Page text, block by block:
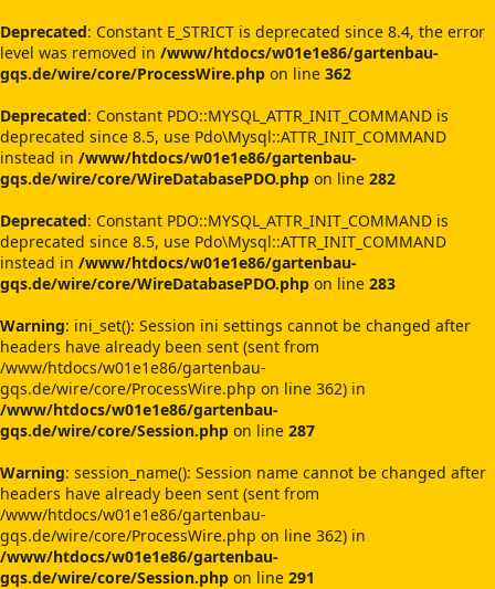
Deprecated: Constant E_STRICT is deprecated since 8.4, the error
level was removed in /www/htdocs/w01e1e86/gartenbau-
gqs.de/wire/core/ProcessWire.php on line 362
Deprecated: Constant PDO::MYSQL_ATTR_INIT_COMMAND is
deprecated since 8.5, use Pdo\Mysql::ATTR_INIT_COMMAND
instead in /www/htdocs/w01e1e86/gartenbau-
gqs.de/wire/core/WireDatabasePDO.php on line 282
Deprecated: Constant PDO::MYSQL_ATTR_INIT_COMMAND is
deprecated since 8.5, use Pdo\Mysql::ATTR_INIT_COMMAND
instead in /www/htdocs/w01e1e86/gartenbau-
gqs.de/wire/core/WireDatabasePDO.php on line 283
Warning: ini_set(): Session ini settings cannot be changed after
headers have already been sent (sent from
/www/htdocs/w01e1e86/gartenbau-
gqs.de/wire/core/ProcessWire.php on line 362) in
/www/htdocs/w01e1e86/gartenbau-
gqs.de/wire/core/Session.php on line 287
Warning: session_name(): Session name cannot be changed after
headers have already been sent (sent from
/www/htdocs/w01e1e86/gartenbau-
gqs.de/wire/core/ProcessWire.php on line 362) in
/www/htdocs/w01e1e86/gartenbau-
gqs.de/wire/core/Session.php on line 291